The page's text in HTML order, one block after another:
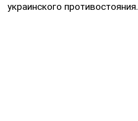
украинского противостояния.